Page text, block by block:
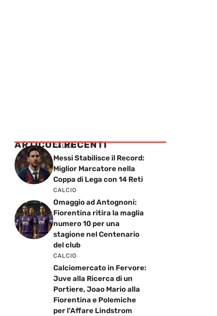
ARTICOLI RECENTI
CALCIO
Messi Stabilisce il Record:
Miglior Marcatore nella
Coppa di Lega con 14 Reti
CALCIO
Omaggio ad Antognoni:
Fiorentina ritira la maglia
numero 10 per una
stagione nel Centenario
del club
CALCIO
Calciomercato in Fervore:
Juve alla Ricerca di un
Portiere, Joao Mario alla
Fiorentina e Polemiche
per l’Affare Lindstrom